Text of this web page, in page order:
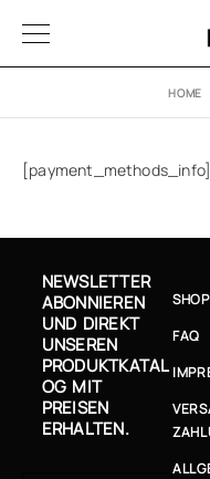
HOME
[payment_methods_info]
NEWSLETTER
ABONNIEREN
UND DIREKT
UNSEREN
PRODUKTKATAL
OG MIT
PREISEN
ERHALTEN.
SHOP
FAQ